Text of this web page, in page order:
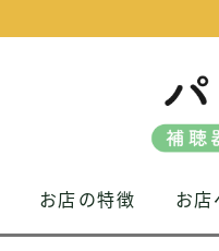
お店の特徴 お店